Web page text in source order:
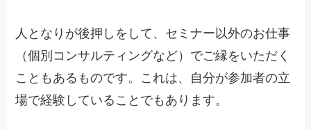
人となりが後押しをして、セミナー以外のお仕事
（個別コンサルティングなど）でご縁をいただく
こともあるものです。これは、自分が参加者の立
場で経験していることでもあります。